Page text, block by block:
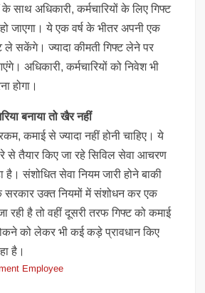
साथ अधिकारी, कर्मचारियों के लिए गिफ्ट
जाएगा। ये एक वर्ष के भीतर अपनी एक
ले सकेंगे। ज्यादा कीमती गिफ्ट लेने पर
अधिकारी, कर्मचारियों को निवेश भी
होगा।
बनाया तो खैर नहीं
कमाई से ज्यादा नहीं होनी चाहिए। ये
से तैयार किए जा रहे सिविल सेवा आचरण
है। संशोधित सेवा नियम जारी होने बाकी
सरकार उक्त नियमों में संशोधन कर एक
रही है तो वहीं दूसरी तरफ गिफ्ट को कमाई
को लेकर भी कई कड़े प्रावधान किए
है।
Employee